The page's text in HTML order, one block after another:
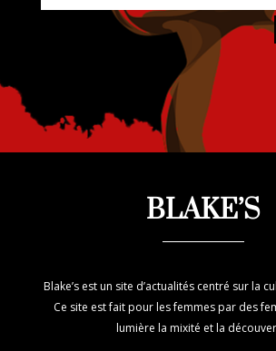
BLAKE’S
Blake’s est un site d’actualités centré sur la
Ce site est fait pour les femmes par des
lumière la mixité et la